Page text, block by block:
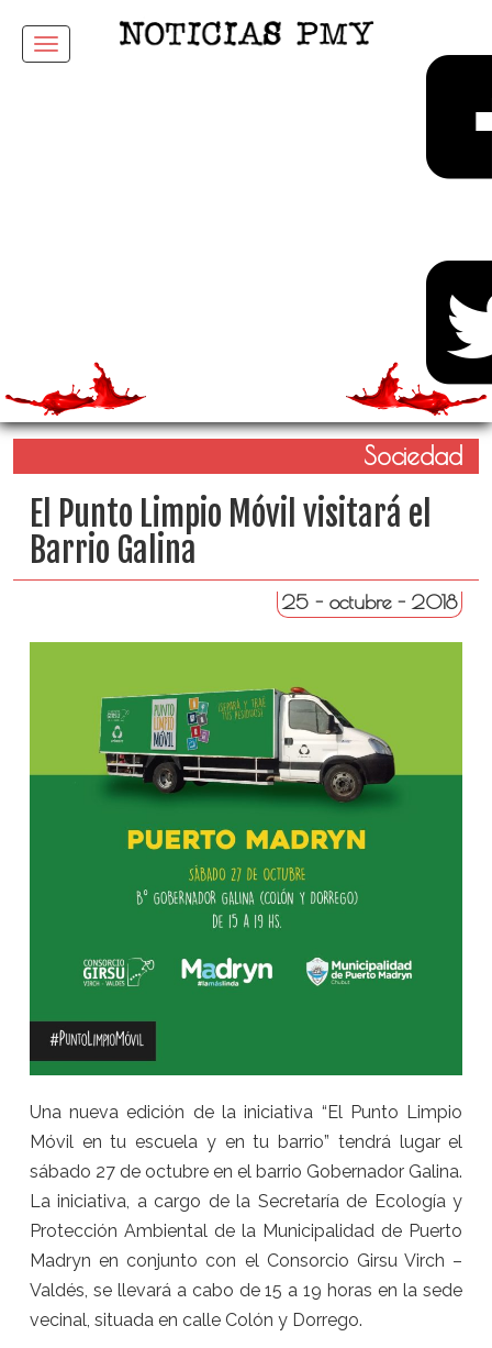
Menu
Sociedad
El Punto Limpio Móvil visitará el
Barrio Galina
25 - octubre - 2018
Una nueva edición de la iniciativa “El Punto Limpio
Móvil en tu escuela y en tu barrio” tendrá lugar el
sábado 27 de octubre en el barrio Gobernador Galina.
La iniciativa, a cargo de la Secretaría de Ecología y
Protección Ambiental de la Municipalidad de Puerto
Madryn en conjunto con el Consorcio Girsu Virch –
Valdés, se llevará a cabo de 15 a 19 horas en la sede
vecinal, situada en calle Colón y Dorrego.